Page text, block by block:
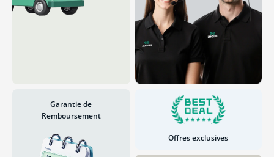
Offres exclusives
Garantie de
Remboursement